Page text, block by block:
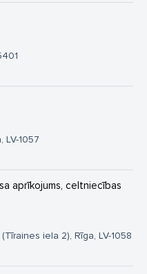
1057
aprīkojums, celtniecības
iela 2), Rīga, LV-1058